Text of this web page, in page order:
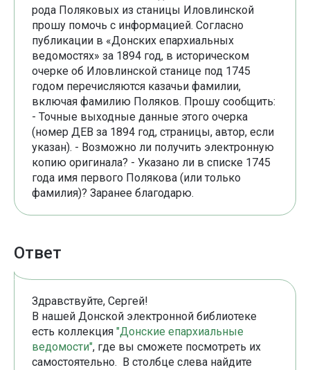
рода Поляковых из станицы Иловлинской
прошу помочь с информацией. Согласно
публикации в «Донских епархиальных
ведомостях» за 1894 год, в историческом
очерке об Иловлинской станице под 1745
годом перечисляются казачьи фамилии,
включая фамилию Поляков. Прошу сообщить:
- Точные выходные данные этого очерка
(номер ДЕВ за 1894 год, страницы, автор, если
указан). - Возможно ли получить электронную
копию оригинала? - Указано ли в списке 1745
года имя первого Полякова (или только
фамилия)? Заранее благодарю.
Ответ
Здравствуйте, Сергей!
В нашей Донской электронной библиотеке
есть коллекция "Донские епархиальные
ведомости", где вы сможете посмотреть их
самостоятельно. В столбце слева найдите